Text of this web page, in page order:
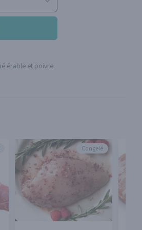
érable et poivre.
Congelé